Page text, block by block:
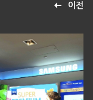
이전